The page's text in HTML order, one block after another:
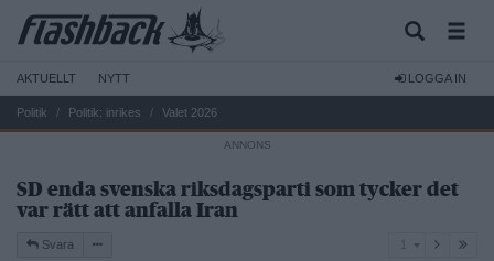
AKTUELLT NYTT LOGGA IN
Politik Politik: inrikes Valet 2026
SD enda svenska riksdagsparti som tycker det
var rätt att anfalla Iran
Svara